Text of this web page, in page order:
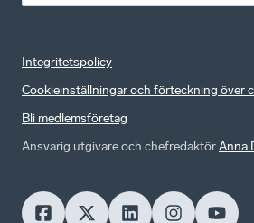
Integritetspolicy
Cookieinställningar och förteckning över
Bli medlemsföretag
Ansvarig utgivare och chefredaktörAnna